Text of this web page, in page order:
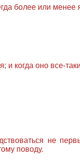
более или менее
и когда оно все-
не
поводу.